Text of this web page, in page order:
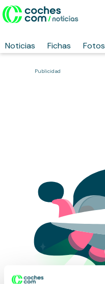
Noticias Fichas Fotos
Publicidad